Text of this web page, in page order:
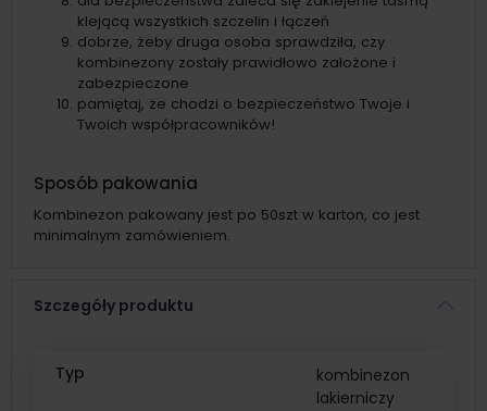
klejącą wszystkich szczelin i łączeń
dobrze, żeby druga osoba sprawdziła, czy
kombinezony zostały prawidłowo założone i
zabezpieczone
pamiętaj, że chodzi o bezpieczeństwo Twoje i
Twoich współpracowników!
Sposób pakowania
Kombinezon pakowany jest po 50szt w karton, co jest
minimalnym zamówieniem.
Szczegóły produktu
Typ
kombinezon
lakierniczy